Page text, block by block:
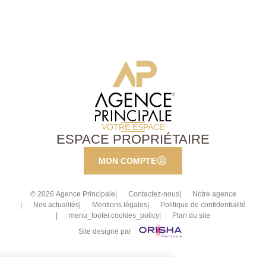
VOTRE ESPACE
ESPACE PROPRIÉTAIRE
MON COMPTE
© 2026 Agence Principale Contactez-nous
Notre agence
Nos actualités
Mentions légales
Politique de confidentialité
menu_footer.cookies_policy
Plan du site
Site designé par